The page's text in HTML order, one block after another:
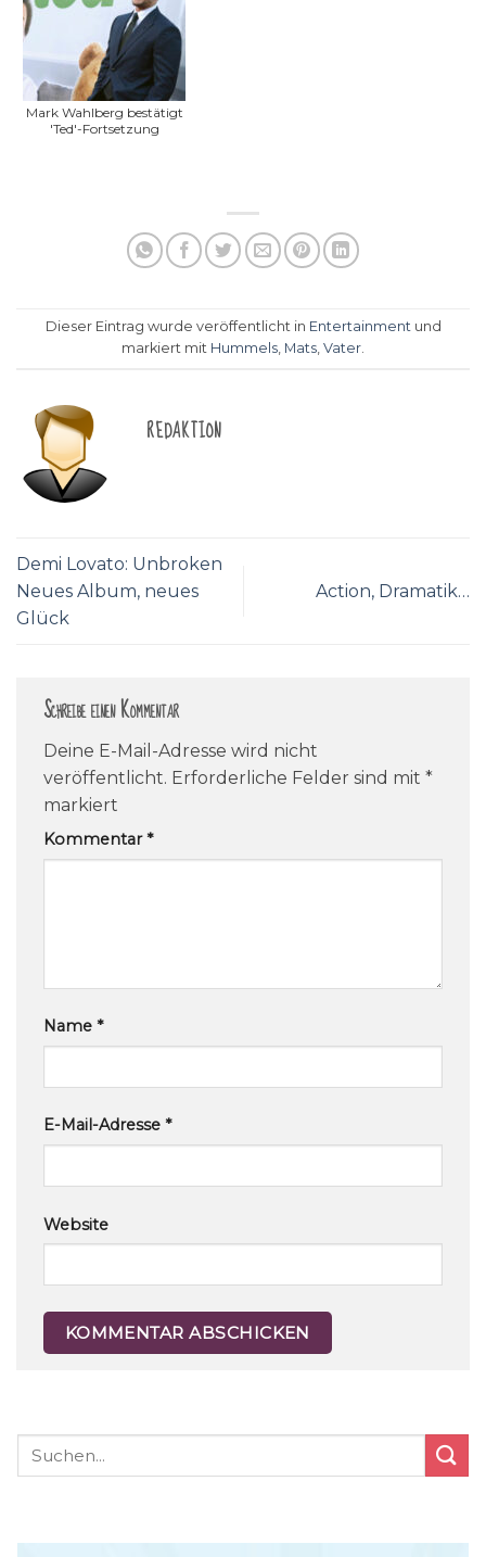
Mark Wahlberg bestätigt
'Ted'-Fortsetzung
Dieser Eintrag wurde veröffentlicht in Entertainmentund
markiert mit Hummels, Mats, Vater.
REDAKTION
Demi Lovato: Unbroken
Neues Album, neues
Glück
Action, Dramatik…
Schreibe einen Kommentar
Deine E-Mail-Adresse wird nicht
veröffentlicht. Erforderliche Felder sind mit *
markiert
Kommentar*
Name *
E-Mail-Adresse *
Website